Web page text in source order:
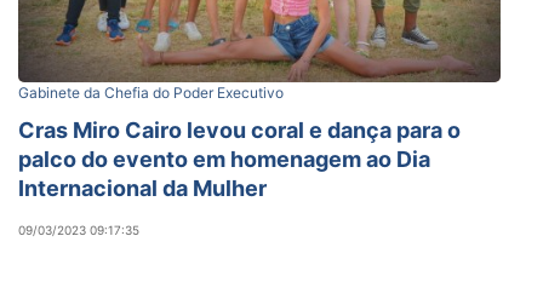
Gabinete da Chefia do Poder Executivo
Cras Miro Cairo levou coral e dança para o
palco do evento em homenagem ao Dia
Internacional da Mulher
09/03/2023 09:17:35